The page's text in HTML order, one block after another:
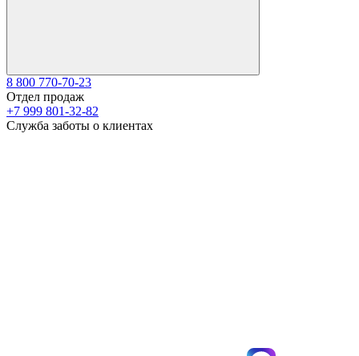
8 800 770-70-23
Отдел продаж
+7 999 801-32-82
Служба заботы о клиентах